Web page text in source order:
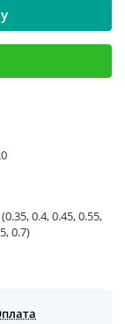
0.4, 0.45, 0.55,
0.7)